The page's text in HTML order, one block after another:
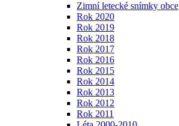
Zimní letecké snímky obce
Rok 2020
Rok 2019
Rok 2018
Rok 2017
Rok 2016
Rok 2015
Rok 2014
Rok 2013
Rok 2012
Rok 2011